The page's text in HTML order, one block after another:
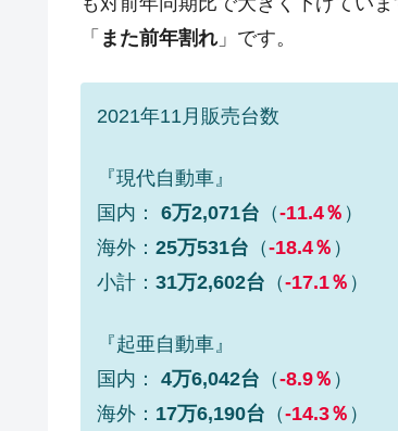
壟断
『Money1』 韓国･警察職員が「丸刈り
『Money1』 中国だけが鉄鋼輸出を異
『Money1』 韓国製造業「半導体絶好
『Money1』 【米韓激突案件】韓国消
『Money1』 韓国で猛暑。南東部では干
『Money1』 韓国型イージス搭載の次
『Money1』 【対日本円】ウォン安が
1.9倍！
『Money1』
在韓米国大使スティール
ドを掲げる「在韓反米勢力」
「 また前年割れ 」です。
2021年11月販売台数
『現代自動車』
国内：
6万2,071台 （-11.4％ ）
海外： 25万531台 （-18.4％ ）
小計： 31万2,602台 （-17.1％ ）
『起亜自動車』
国内：
4万6,042台 （-8.9％ ）
海外： 17万6,190台 （-14.3％ ）